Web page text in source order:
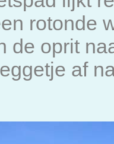
rotonde
de oprit
af